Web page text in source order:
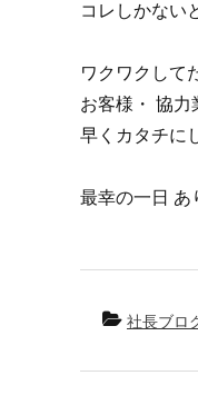
コレしかない
ワクワクして
お客様・ 協力
早くカタチに
最幸の一日 あ
社長ブロ